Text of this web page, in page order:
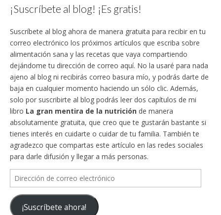
¡Suscríbete al blog! ¡Es gratis!
Suscríbete al blog ahora de manera gratuita para recibir en tu
correo electrónico los próximos artículos que escriba sobre
alimentación sana y las recetas que vaya compartiendo
dejándome tu dirección de correo aquí. No la usaré para nada
ajeno al blog ni recibirás correo basura mío, y podrás darte de
baja en cualquier momento haciendo un sólo clic. Además,
solo por suscribirte al blog podrás leer dos capítulos de mi
libro La gran mentira de la nutrición de manera
absolutamente gratuita, que creo que te gustarán bastante si
tienes interés en cuidarte o cuidar de tu familia. También te
agradezco que compartas este artículo en las redes sociales
para darle difusión y llegar a más personas.
Dirección
de
correo
electrónico
¡Suscríbete ahora!